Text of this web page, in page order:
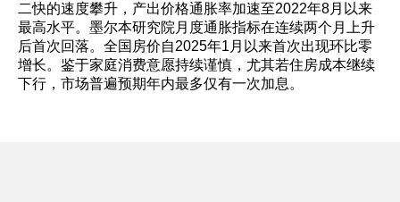
二快的速度攀升，产出价格通胀率加速至2022年8月以来
最高水平。墨尔本研究院月度通胀指标在连续两个月上升
后首次回落。全国房价自2025年1月以来首次出现环比零
增长。鉴于家庭消费意愿持续谨慎，尤其若住房成本继续
下行，市场普遍预期年内最多仅有一次加息。